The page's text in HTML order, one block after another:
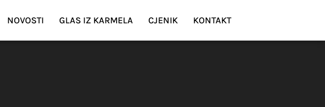
NOVOSTI GLAS IZ KARMELA CJENIK KONTAKT